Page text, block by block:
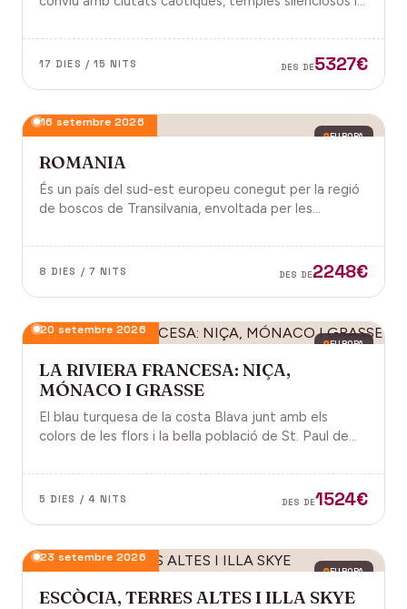
badies. Cambodja és un murmuri de selva i pedra
antiga, on els temples d'Angkor emergeixen entre
17 DIES / 15 NITS DES DE5327€
EUROPA
16 setembre 2026
ROMANIA
És un país del sud-est europeu conegut per la regió
de boscos de Transilvania, envoltada per les
segle XIV i el Castell de Peles.
8 DIES / 7 NITS DES DE2248€
EUROPA
20 setembre 2026
LA RIVIERA FRANCESA: NIÇA,
MÓNACO I GRASSE
El blau turquesa de la costa Blava junt amb els
colors de les flors i la bella població de St. Paul de
digne de visitar. Perfums a Grasse.
5 DIES / 4 NITS DES DE1524€
EUROPA
23 setembre 2026
ESCÒCIA, TERRES ALTES I ILLA SKYE